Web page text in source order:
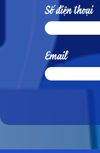
Số điện thoại
Email